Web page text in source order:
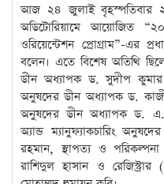
আজ ২৪ জুলাই বৃহস্পতিবার
অডিটোরিয়ামে আয়োজিত
ওরিয়েন্টেশন প্রোগ্রাম”-এর
বলেন। এতে বিশেষ অতিথি
ডীন অধ্যাপক ড. সুদীপ
অনুষদের ডীন অধ্যাপক ড.
অনুষদের ডীন অধ্যাপক ড.
অ্যান্ড ম্যানুফ্যাকচারিং
রহমান, স্থাপত্য ও
রাশিদুল হাসান ও